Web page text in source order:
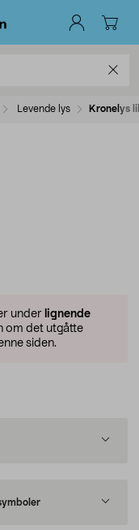
Levende lys Kronelys
under lignende
om det utgåtte
siden.